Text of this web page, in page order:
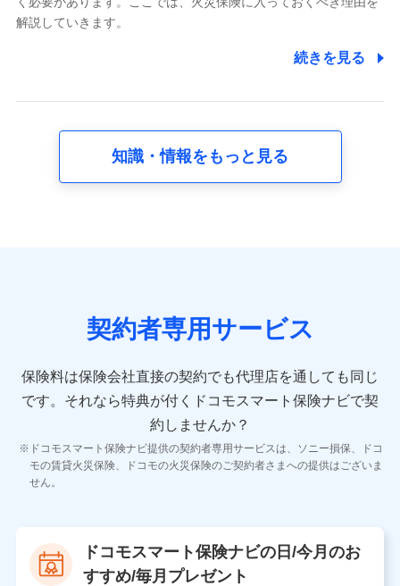
採用選考および入社手続を実施するため
8.取引先個人情報
取引先としての選定業務、営業情報の提供業務、契約締結手
10.受託業務の 個人情報
11.マイカー通勤管理クラウド並びに法人向けASPサー
ビスに関してのお問い合わせ情報
各種お問い合わせに対応するため
当社のサービスに関する情報提供や、皆様に有用なお知らせ
をお送りするため
当社の対応品質向上やお問い合わせ内容の正確な把握のため
個人情報保護管理者の職名、連絡先
解説していきます。
続きを見る
知識・情報をもっと見る
契約者専用サービス
保険料は保険会社直接の契約でも代理店を通しても同じ
です。 それなら特典が付くドコモスマート保険ナビで契
約しませんか？
ドコモスマート保険ナビ提供の契約者専用サービスは、ソニー損保、ドコ
モの賃貸火災保険、ドコモの火災保険のご契約者さまへの提供はございま
せん。
ドコモスマート保険ナビの日/今月のお
すすめ/毎月プレゼント